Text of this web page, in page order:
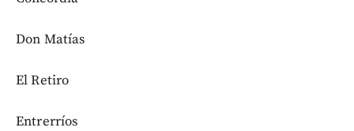
Don Matías
El Retiro
Entrerríos